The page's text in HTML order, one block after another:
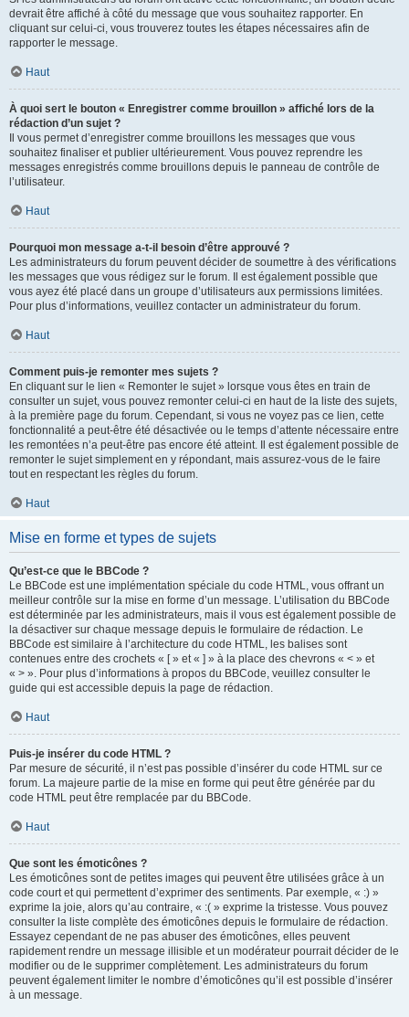
devrait être affiché à côté du message que vous souhaitez rapporter. En
cliquant sur celui-ci, vous trouverez toutes les étapes nécessaires afin de
rapporter le message.
Haut
À quoi sert le bouton « Enregistrer comme brouillon » affiché lors de la
rédaction d’un sujet ?
Il vous permet d’enregistrer comme brouillons les messages que vous
souhaitez finaliser et publier ultérieurement. Vous pouvez reprendre les
messages enregistrés comme brouillons depuis le panneau de contrôle de
l’utilisateur.
Haut
Pourquoi mon message a-t-il besoin d’être approuvé ?
Les administrateurs du forum peuvent décider de soumettre à des vérifications
les messages que vous rédigez sur le forum. Il est également possible que
vous ayez été placé dans un groupe d’utilisateurs aux permissions limitées.
Pour plus d’informations, veuillez contacter un administrateur du forum.
Haut
Comment puis-je remonter mes sujets ?
En cliquant sur le lien « Remonter le sujet » lorsque vous êtes en train de
consulter un sujet, vous pouvez remonter celui-ci en haut de la liste des sujets,
à la première page du forum. Cependant, si vous ne voyez pas ce lien, cette
fonctionnalité a peut-être été désactivée ou le temps d’attente nécessaire entre
les remontées n’a peut-être pas encore été atteint. Il est également possible de
remonter le sujet simplement en y répondant, mais assurez-vous de le faire
tout en respectant les règles du forum.
Haut
Mise en forme et types de sujets
Qu’est-ce que le BBCode ?
Le BBCode est une implémentation spéciale du code HTML, vous offrant un
meilleur contrôle sur la mise en forme d’un message. L’utilisation du BBCode
est déterminée par les administrateurs, mais il vous est également possible de
la désactiver sur chaque message depuis le formulaire de rédaction. Le
BBCode est similaire à l’architecture du code HTML, les balises sont
contenues entre des crochets « [ » et « ] » à la place des chevrons « < » et
« > ». Pour plus d’informations à propos du BBCode, veuillez consulter le
guide qui est accessible depuis la page de rédaction.
Haut
Puis-je insérer du code HTML ?
Par mesure de sécurité, il n’est pas possible d’insérer du code HTML sur ce
forum. La majeure partie de la mise en forme qui peut être générée par du
code HTML peut être remplacée par du BBCode.
Haut
Que sont les émoticônes ?
Les émoticônes sont de petites images qui peuvent être utilisées grâce à un
code court et qui permettent d’exprimer des sentiments. Par exemple, « :) »
exprime la joie, alors qu’au contraire, « :( » exprime la tristesse. Vous pouvez
consulter la liste complète des émoticônes depuis le formulaire de rédaction.
Essayez cependant de ne pas abuser des émoticônes, elles peuvent
rapidement rendre un message illisible et un modérateur pourrait décider de le
modifier ou de le supprimer complètement. Les administrateurs du forum
peuvent également limiter le nombre d’émoticônes qu’il est possible d’insérer
à un message.